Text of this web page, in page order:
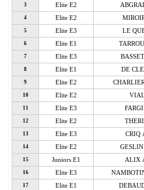
3 Elite E2
4 Elite E2
5 Elite E3 LE
6 Elite E1
7 Elite E3
8 Elite E1 DE
9 Elite E2
10 Elite E2
11 Elite E3
12 Elite E2
13 Elite E3 CRIQ
14 Elite E2
15 Juniors E1 ALIX
16 Elite E3
17 Elite E1